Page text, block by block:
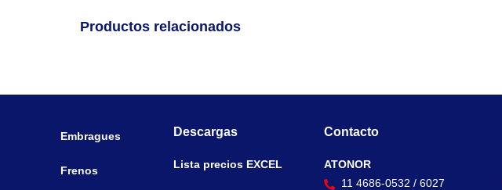
Productos relacionados
Embragues
Frenos
Descargas
Lista precios EXCEL
Contacto
ATONOR
11 4686-0532 / 6027